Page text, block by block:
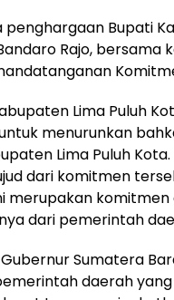
penghargaan Bupati
Rajo, bersama
Lima Puluh
menurunkan
Lima Puluh
dari komitmen
merupakan
dari pemerintah
Sumatera
daerah